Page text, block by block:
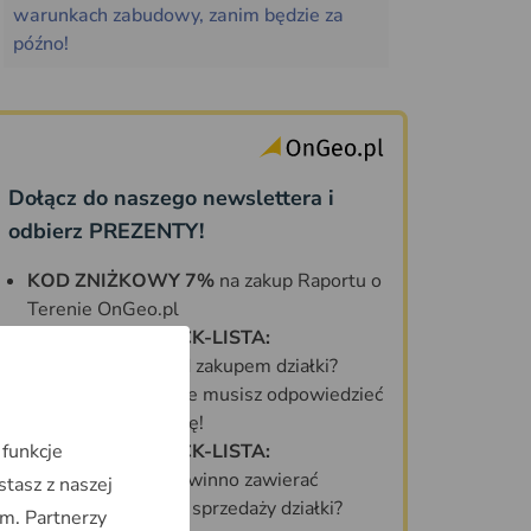
warunkach zabudowy, zanim będzie za
późno!
Dołącz do naszego newslettera i
odbierz PREZENTY!
KOD ZNIŻKOWY 7%na zakup Raportu o
Terenie OnGeo.pl
DARMOWA CHECK-LISTA:
Co sprawdzić przed zakupem działki?
70 PYTAŃ, na które musisz odpowiedzieć
zanim kupisz działkę!
DARMOWA CHECK-LISTA:
Jakie informacje powinno zawierać
idealne ogłoszenie sprzedaży działki?
z naszej
Partnerzy